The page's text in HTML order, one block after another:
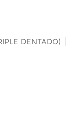
DENTADO) |